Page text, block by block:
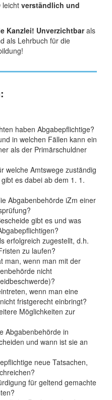
leicht verständlich und
Kanzlei! Unverzichtbarals
als Lehrbuch für die
haben Abgabepflichtige?
in welchen Fällen kann ein
als der Primärschuldner
welche Amtswege zuständig
es dabei ab dem 1. 1.
Abgabenbehörde iZm einer
gibt es und was
erfolgreich zugestellt, d.h.
zu laufen?
man, wenn man mit der
nicht
wenn man eine
fristgerecht einbringt?
Möglichkeiten zur
Abgabenbehörde in
und wann ist sie an
neue Tatsachen,
für geltend gemachte